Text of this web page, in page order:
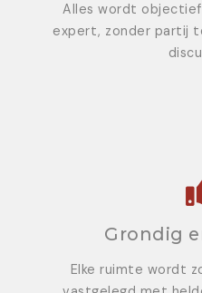
Alles wordt
expert, zonder partij
Grondig
Elke ruimte wordt